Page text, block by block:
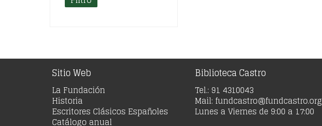
Sitio Web
La Fundación
Historia
Escritores Clásicos Españoles
Catálogo anual
Biblioteca Castro
Tel.: 91 4310043
Mail: fundcastro@fundcastro.org
Lunes a Viernes de 9:00 a 17:00